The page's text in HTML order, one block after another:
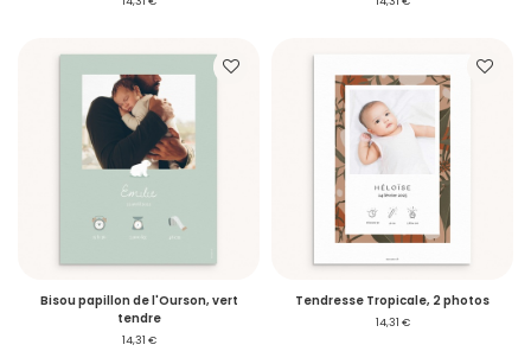
Bisou papillon de l'Ourson, vert
tendre
14,31 €
Tendresse Tropicale, 2 photos
14,31 €